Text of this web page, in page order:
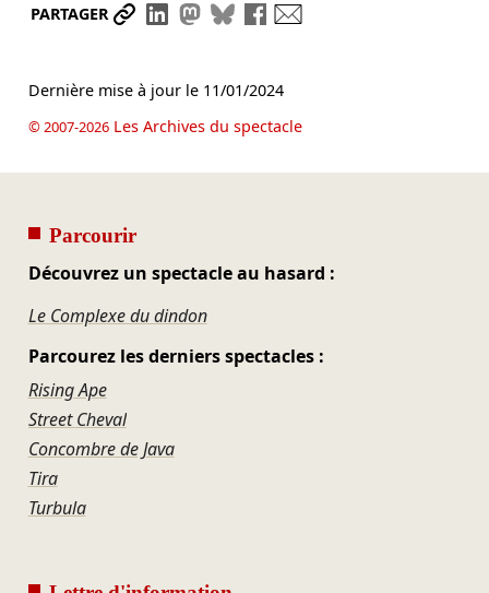
PARTAGER Partager le lien
Partager sur LinkedIn
Partager sur Mastodon
Partager sur Bluesky
Partager sur Facebook
Dernière mise à jour le 11/01/2024
© 2007-2026Les Archives du spectacle
Parcourir
Découvrez un spectacle au hasard :
Le Complexe du dindon
Parcourez les derniers spectacles :
Rising Ape
Street Cheval
Concombre de Java
Tira
Turbula